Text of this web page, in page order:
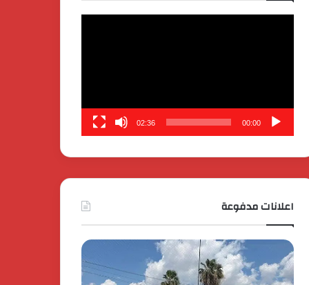
00:00
02:36
اعلانات مدفوعة
كايي
موتورز
للسيارات
تفاصيل
إطلاق
قمة